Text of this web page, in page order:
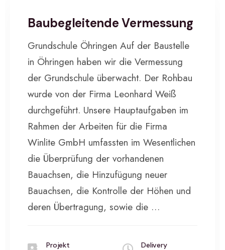
Baubegleitende Vermessung
Grundschule Öhringen Auf der Baustelle
in Öhringen haben wir die Vermessung
der Grundschule überwacht. Der Rohbau
wurde von der Firma Leonhard Weiß
durchgeführt. Unsere Hauptaufgaben im
Rahmen der Arbeiten für die Firma
Winlite GmbH umfassten im Wesentlichen
die Überprüfung der vorhandenen
Bauachsen, die Hinzufügung neuer
Bauachsen, die Kontrolle der Höhen und
deren Übertragung, sowie die …
Projekt Delivery